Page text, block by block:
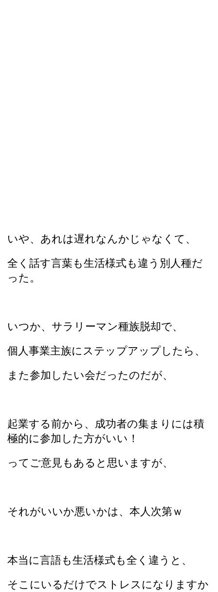
いや、あれは遅れなんかじゃなくて、
全く話す言葉も生活様式も違う別人種だ
った。
いつか、サラリーマン種族脱却で、
個人事業主族にステップアップしたら、
また参加したい会だったのだが、
起業する前から、成功者の集まりには積
極的に参加した方がいい！
ってご意見もあると思いますが、
それがいいか悪いかは、本人次第ｗ
本当に言語も生活様式も全く違うと、
そこにいるだけでストレスになりますか